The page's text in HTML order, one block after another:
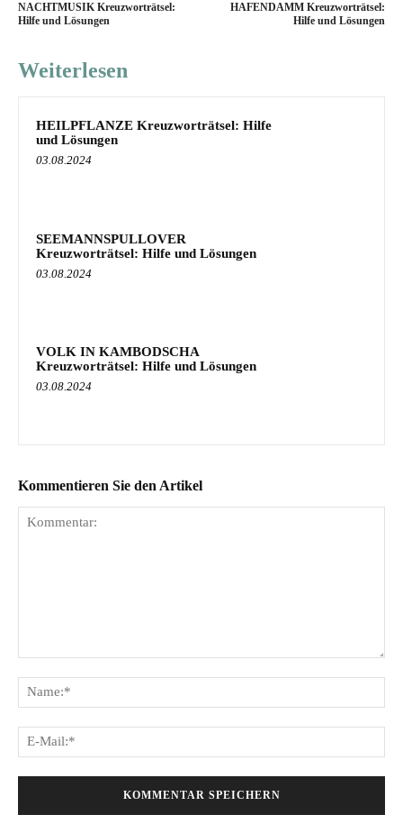
NACHTMUSIK Kreuzworträtsel:
Hilfe und Lösungen
HAFENDAMM Kreuzworträtsel:
Hilfe und Lösungen
Weiterlesen
HEILPFLANZE Kreuzworträtsel: Hilfe
und Lösungen
03.08.2024
SEEMANNSPULLOVER
Kreuzworträtsel: Hilfe und Lösungen
03.08.2024
VOLK IN KAMBODSCHA
Kreuzworträtsel: Hilfe und Lösungen
03.08.2024
Kommentieren Sie den Artikel